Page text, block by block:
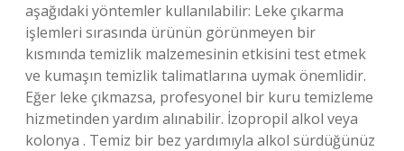
aşağıdaki yöntemler kullanılabilir: Leke çıkarma
işlemleri sırasında ürünün görünmeyen bir
kısmında temizlik malzemesinin etkisini test etmek
ve kumaşın temizlik talimatlarına uymak önemlidir.
Eğer leke çıkmazsa, profesyonel bir kuru temizleme
hizmetinden yardım alınabilir. İzopropil alkol veya
kolonya . Temiz bir bez yardımıyla alkol sürdüğünüz